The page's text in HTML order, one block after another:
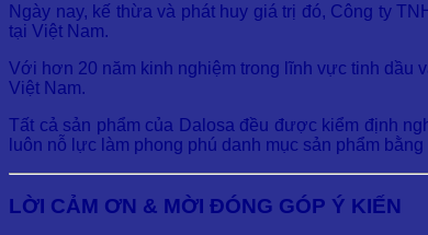
Ngày nay, kế thừa và phát huy giá trị đó, Công ty
tại Việt Nam.
Với hơn 20 năm kinh nghiệm trong lĩnh vực tinh dầu
Việt Nam.
Tất cả sản phẩm của Dalosa đều được kiểm định
luôn nỗ lực làm phong phú danh mục sản phẩm
LỜI CẢM ƠN & MỜI ĐÓNG GÓP Ý KIẾN